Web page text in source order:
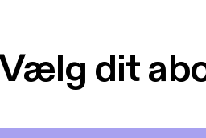
dit